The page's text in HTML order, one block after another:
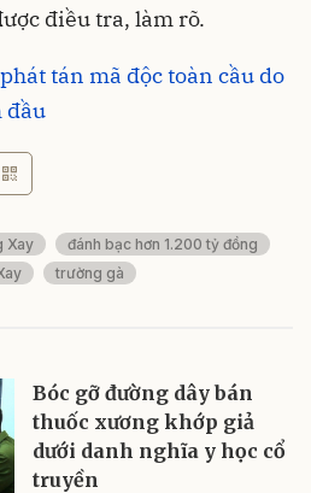
điều tra, làm rõ.
tán mã độc toàn cầu do
đầu
Xay
đánh bạc hơn 1.200 tỷ đồng
trường gà
Bóc gỡ đường dây bán
thuốc xương khớp giả
dưới danh nghĩa y học cổ
truyền